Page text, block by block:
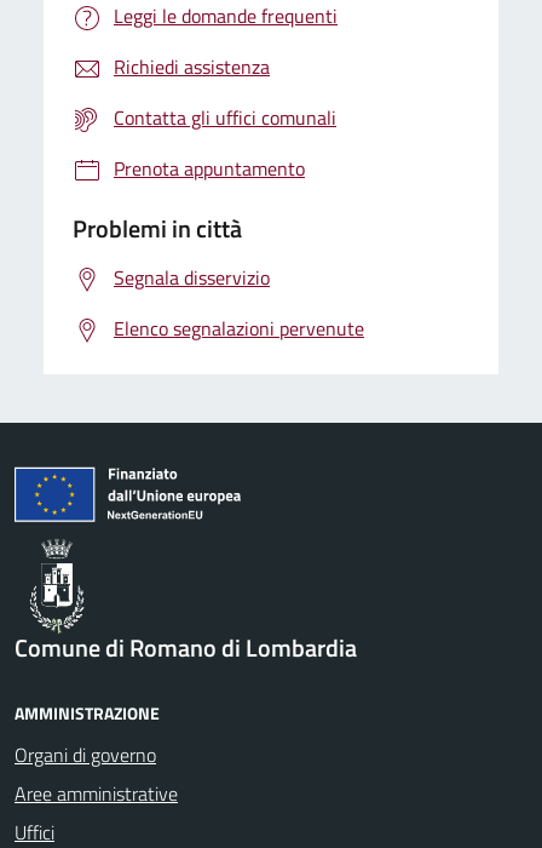
Leggi le domande frequenti
Richiedi assistenza
Contatta gli uffici comunali
Prenota appuntamento
Problemi in città
Segnala disservizio
Elenco segnalazioni pervenute
Comune di Romano di Lombardia
AMMINISTRAZIONE
Organi di governo
Aree amministrative
Uffici